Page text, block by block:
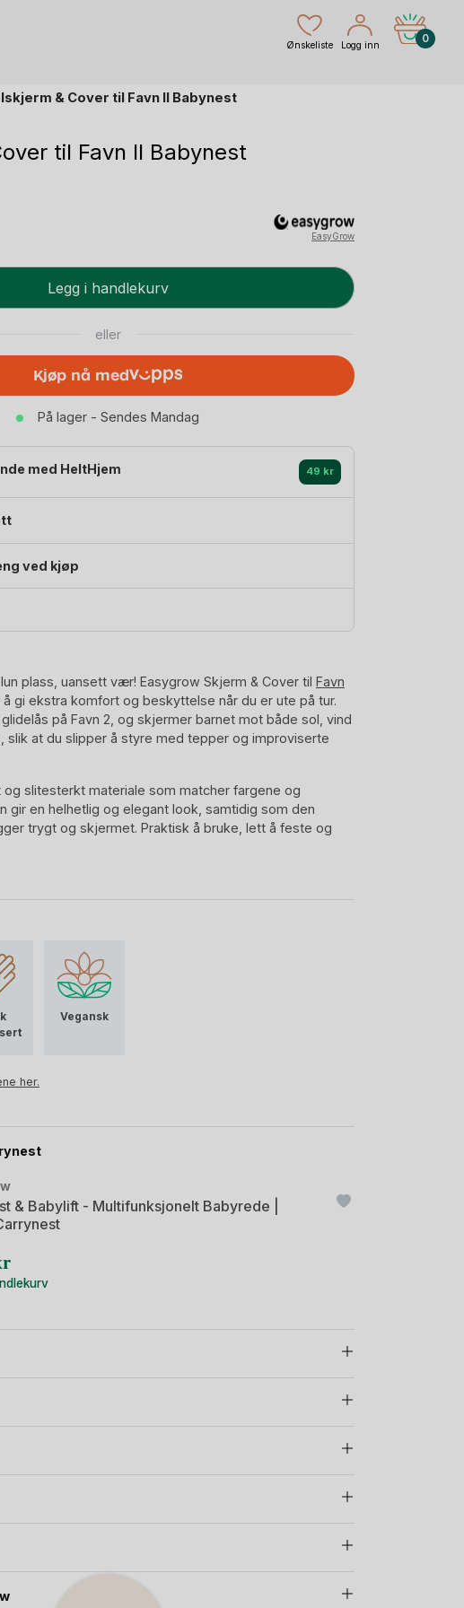
Ønskeliste Logg inn
0
& Cover til Favn II Babynest
til Favn II Babynest
EasyGrow
Legg i handlekurv
eller
Kjøp nå med
På lager - Sendes Mandag
med HeltHjem 49 kr
ved kjøp
plass, uansett vær! Easygrow Skjerm & Cover til Favn
gi ekstra komfort og beskyttelse når du er ute på tur.
på Favn 2, og skjermer barnet mot både sol, vind
slik at du slipper å styre med tepper og improviserte
slitesterkt materiale som matcher fargene og
gir en helhetlig og elegant look, samtidig som den
trygt og skjermet. Praktisk å bruke, lett å feste og
Vegansk
her.
& Babylift - Multifunksjonelt Babyrede |